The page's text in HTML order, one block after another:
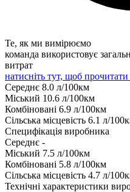
Те, як ми вимірюємо
команда використовує
витрат
натисніть тут, щоб
Середнє 8.0 л/100км
Міський 10.6 л/100км
Комбіновані 6.9 л/100км
Сільська місцевість 6.1 л/
Специфікація виробника
Середнє -
Міський 7.5 л/100км
Комбіновані 5.8 л/100км
Сільська місцевість 4.7 л/
Технічні характеристики